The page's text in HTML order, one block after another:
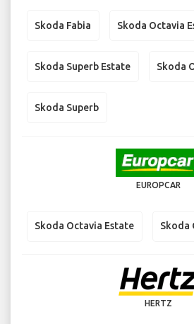
Skoda Fabia Skoda Octavia
Skoda Superb Estate Skoda
Skoda Superb
EUROPCAR
Skoda Octavia Estate Skoda
HERTZ